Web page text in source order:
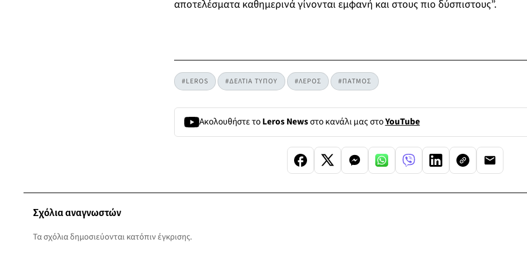
αποτελέσματα καθημερινά γίνονται εμφανή και στους πιο δύσπιστους”.
#LEROS #ΔΕΛΤΙΑ ΤΥΠΟΥ #ΛΕΡΟΣ #ΠΑΤΜΟΣ
Ακολουθήστε τοLeros Newsστο κανάλι μας στοYouTube
Σχόλια αναγνωστών
Τα σχόλια δημοσιεύονται κατόπιν έγκρισης.